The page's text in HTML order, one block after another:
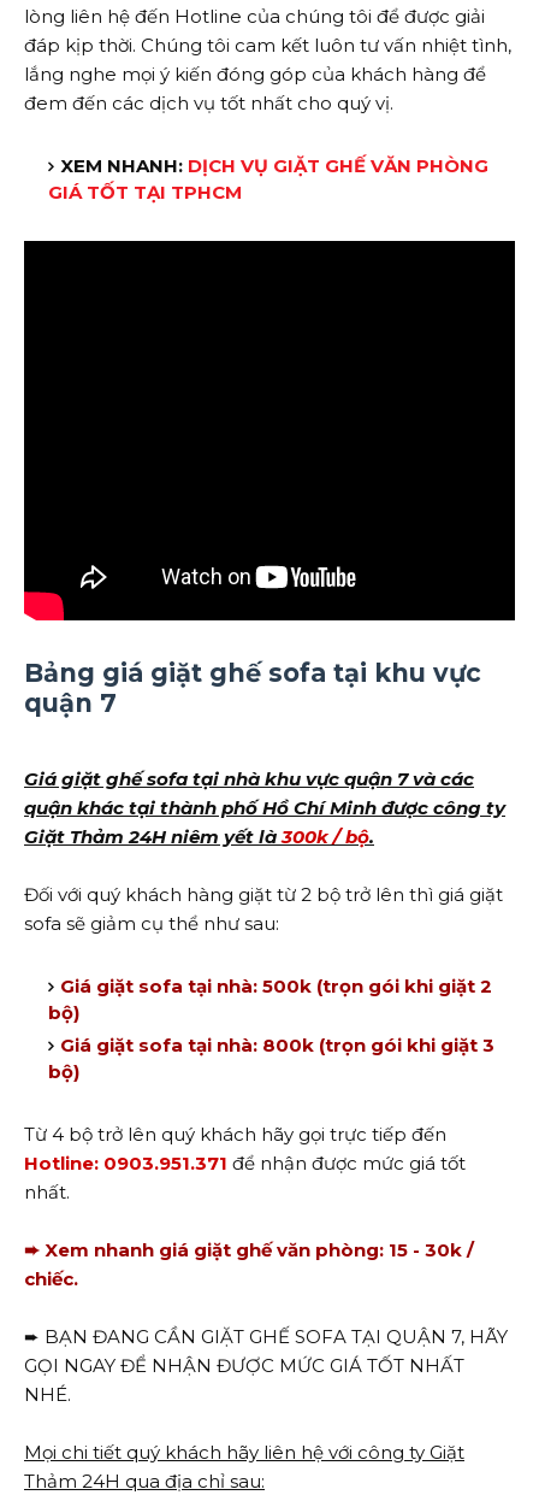
lòng liên hệ đến Hotline của chúng tôi để được giải
đáp kịp thời. Chúng tôi cam kết luôn tư vấn nhiệt tình,
lắng nghe mọi ý kiến đóng góp của khách hàng để
đem đến các dịch vụ tốt nhất cho quý vị.
XEM NHANH: DỊCH VỤ GIẶT GHẾ VĂN PHÒNG
GIÁ TỐT TẠI TPHCM
Bảng giá giặt ghế sofa tại khu vực
quận 7
Giá giặt ghế sofa tại nhà khu vực quận 7 và các
quận khác tại thành phố Hồ Chí Minh được công ty
Giặt Thảm 24H niêm yết là300k / bộ.
Đối với quý khách hàng giặt từ 2 bộ trở lên thì giá giặt
sofa sẽ giảm cụ thể như sau:
Giá giặt sofa tại nhà: 500k (trọn gói khi giặt 2
bộ)
Giá giặt sofa tại nhà: 800k (trọn gói khi giặt 3
bộ)
Từ 4 bộ trở lên quý khách hãy gọi trực tiếp đến
Hotline: 0903.951.371 để nhận được mức giá tốt
nhất.
➨ Xem nhanh giá giặt ghế văn phòng: 15 - 30k /
chiếc.
➨ BẠN ĐANG CẦN GIẶT GHẾ SOFA TẠI QUẬN 7, HÃY
GỌI NGAY ĐỂ NHẬN ĐƯỢC MỨC GIÁ TỐT NHẤT
NHÉ.
Mọi chi tiết quý khách hãy liên hệ với công ty Giặt
Thảm 24H qua địa chỉ sau: